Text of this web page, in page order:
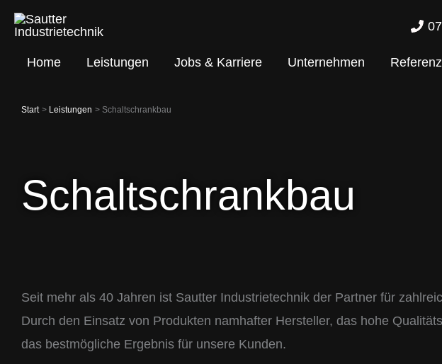
Zum
Inhalt
springen
Home Leistungen Jobs & Karriere Unternehmen
Start Leistungen Schaltschrankbau
Schaltschrankbau
Seit mehr als 40 Jahren ist Sautter Industrietechnik der Partner für
Durch den Einsatz von Produkten namhafter Hersteller, das hohe
das bestmögliche Ergebnis für unsere Kunden.